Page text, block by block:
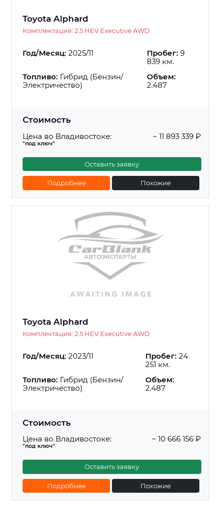
Toyota Alphard
Комплектация: 2.5 HEV Executive AWD
Год/Месяц: 2025/11 Пробег: 9
839 км.
Топливо: Гибрид (Бензин/
Электричество)
Объем:
2.487
Стоимость
Цена во Владивостоке:
"под ключ"
~ 11 893 339 ₽
Оставить заявку
Подробнее Похожие
Toyota Alphard
Комплектация: 2.5 HEV Executive AWD
Год/Месяц: 2023/11 Пробег: 24
251 км.
Топливо: Гибрид (Бензин/
Электричество)
Объем:
2.487
Стоимость
Цена во Владивостоке:
"под ключ"
~ 10 666 156 ₽
Оставить заявку
Подробнее Похожие